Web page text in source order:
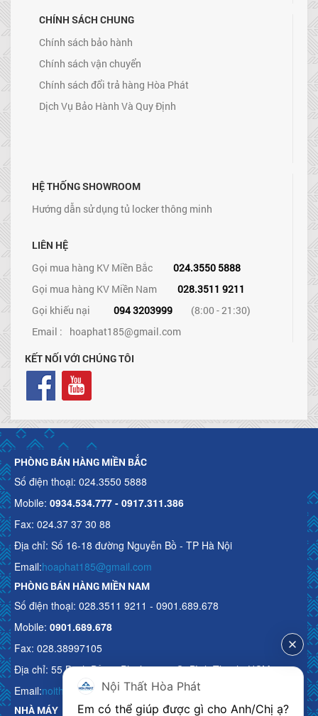
CHÍNH SÁCH CHUNG
Chính sách bảo hành
Chính sách vận chuyển
Chính sách đổi trả hàng Hòa Phát
Dịch Vụ Bảo Hành Và Quy Định
HỆ THỐNG SHOWROOM
Hướng dẫn sử dụng tủ locker thông minh
LIÊN HỆ
Gọi mua hàng KV Miền Bắc
024.3550 5888
Gọi mua hàng KV Miền Nam
028.3511 9211
Gọi khiếu nại
094 3203999
(8:00 - 21:30)
Email : hoaphat185@gmail.com
KẾT NỐI VỚI CHÚNG TÔI
PHÒNG BÁN HÀNG MIỀN BẮC
Số điện thoại: 024.3550 5888
Mobile: 0934.534.777 - 0917.311.386
Fax: 024.37 37 30 88
Địa chỉ: Số 16-18 đường Nguyễn Bồ - TP Hà Nội
Email:hoaphat185@gmail.com
PHÒNG BÁN HÀNG MIỀN NAM
Số điện thoại: 028.3511 9211 - 0901.689.678
Mobile: 0901.689.678
Fax: 028.38997105
Địa chỉ: 55 Bạch Đằng, Phường 15, Q. Bình Thạnh, HCM
Email:noithathoaphattot@gmail.com
NHÀ MÁY
Nội Thất Hòa Phát